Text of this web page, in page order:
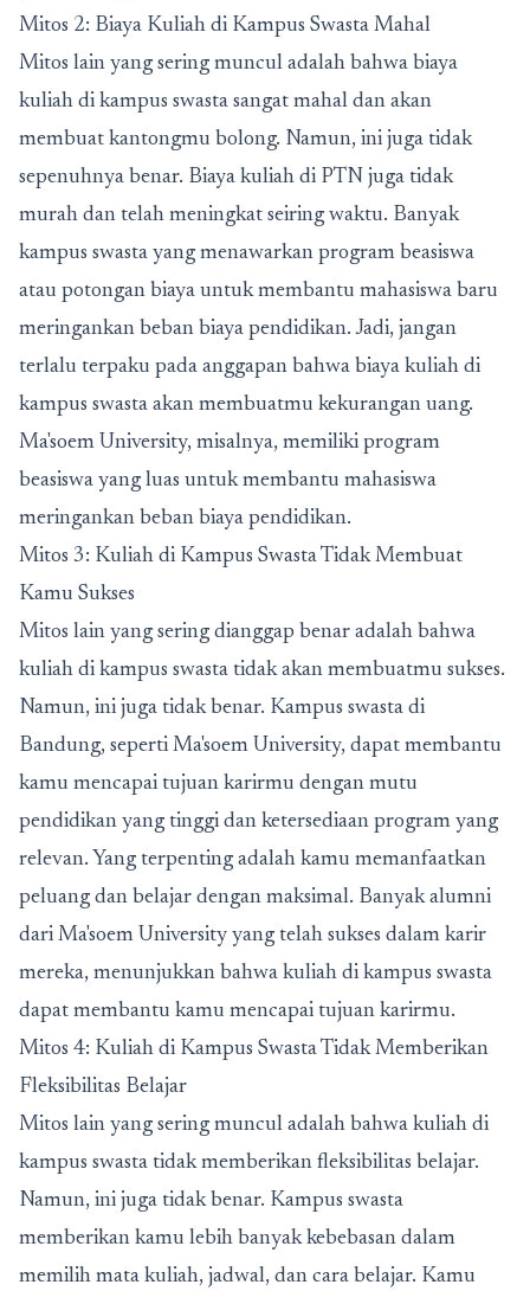
Mitos 2: Biaya Kuliah di Kampus Swasta Mahal
Mitos lain yang sering muncul adalah bahwa biaya
kuliah di kampus swasta sangat mahal dan akan
membuat kantongmu bolong. Namun, ini juga tidak
sepenuhnya benar. Biaya kuliah di PTN juga tidak
murah dan telah meningkat seiring waktu. Banyak
kampus swasta yang menawarkan program beasiswa
atau potongan biaya untuk membantu mahasiswa baru
meringankan beban biaya pendidikan. Jadi, jangan
terlalu terpaku pada anggapan bahwa biaya kuliah di
kampus swasta akan membuatmu kekurangan uang.
Ma'soem University, misalnya, memiliki program
beasiswa yang luas untuk membantu mahasiswa
meringankan beban biaya pendidikan.
Mitos 3: Kuliah di Kampus Swasta Tidak Membuat
Kamu Sukses
Mitos lain yang sering dianggap benar adalah bahwa
kuliah di kampus swasta tidak akan membuatmu sukses.
Namun, ini juga tidak benar. Kampus swasta di
Bandung, seperti Ma'soem University, dapat membantu
kamu mencapai tujuan karirmu dengan mutu
pendidikan yang tinggi dan ketersediaan program yang
relevan. Yang terpenting adalah kamu memanfaatkan
peluang dan belajar dengan maksimal. Banyak alumni
dari Ma'soem University yang telah sukses dalam karir
mereka, menunjukkan bahwa kuliah di kampus swasta
dapat membantu kamu mencapai tujuan karirmu.
Mitos 4: Kuliah di Kampus Swasta Tidak Memberikan
Fleksibilitas Belajar
Mitos lain yang sering muncul adalah bahwa kuliah di
kampus swasta tidak memberikan fleksibilitas belajar.
Namun, ini juga tidak benar. Kampus swasta
memberikan kamu lebih banyak kebebasan dalam
memilih mata kuliah, jadwal, dan cara belajar. Kamu